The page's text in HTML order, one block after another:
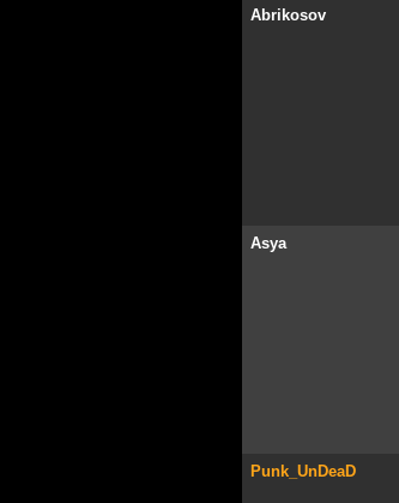
Abrikosov
Asya
Punk_UnDeaD